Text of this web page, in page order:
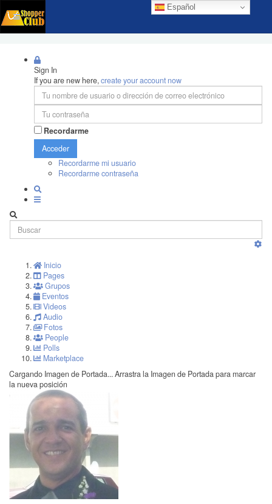
Español
Sign In
If you are new here,create your account now
Recordarme
Acceder
Recordarme mi usuario
Recordarme contraseña
Inicio
Pages
Grupos
Eventos
Videos
Audio
Fotos
People
Polls
Marketplace
Cargando Imagen de Portada... Arrastra la Imagen de Portada para marcar
la nueva posición